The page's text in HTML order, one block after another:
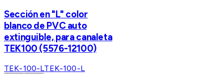
Sección en "L" color
blanco de PVC auto
extinguible, para canaleta
TEK100 (5576-12100)
TEK-100-LTEK-100-L